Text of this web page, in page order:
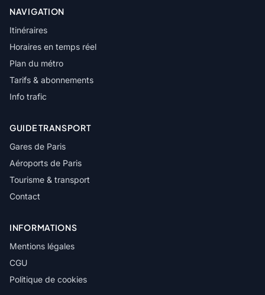
NAVIGATION
Itinéraires
Horaires en temps réel
Plan du métro
Tarifs & abonnements
Info trafic
GUIDE TRANSPORT
Gares de Paris
Aéroports de Paris
Tourisme & transport
Contact
INFORMATIONS
Mentions légales
CGU
Politique de cookies